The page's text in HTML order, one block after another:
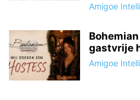
Amigoe
gastvrije
Amigoe